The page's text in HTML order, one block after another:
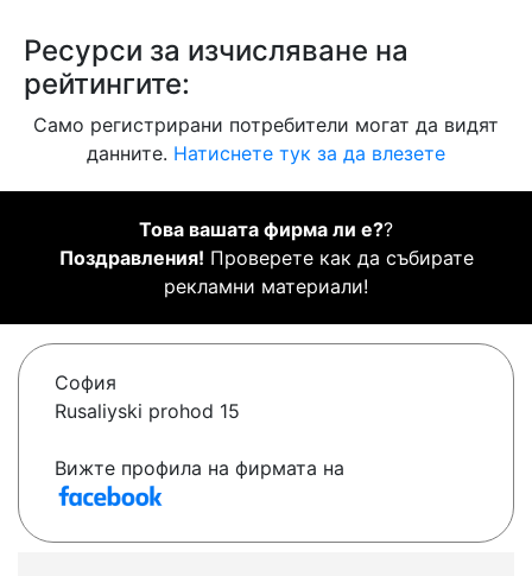
Ресурси за изчисляване на
рейтингите:
Само регистрирани потребители могат да видят
данните. Натиснете тук за да влезете
Това вашата фирма ли е??
Поздравления! Проверете как да събирате
рекламни материали!
София
Rusaliyski prohod 15
Вижте профила на фирмата на